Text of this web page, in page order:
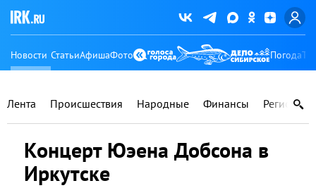
Новости СтатьиАфишаФото Погода
Лента Происшествия Народные Финансы Регионы
Концерт Юэена Добсона в
Иркутске